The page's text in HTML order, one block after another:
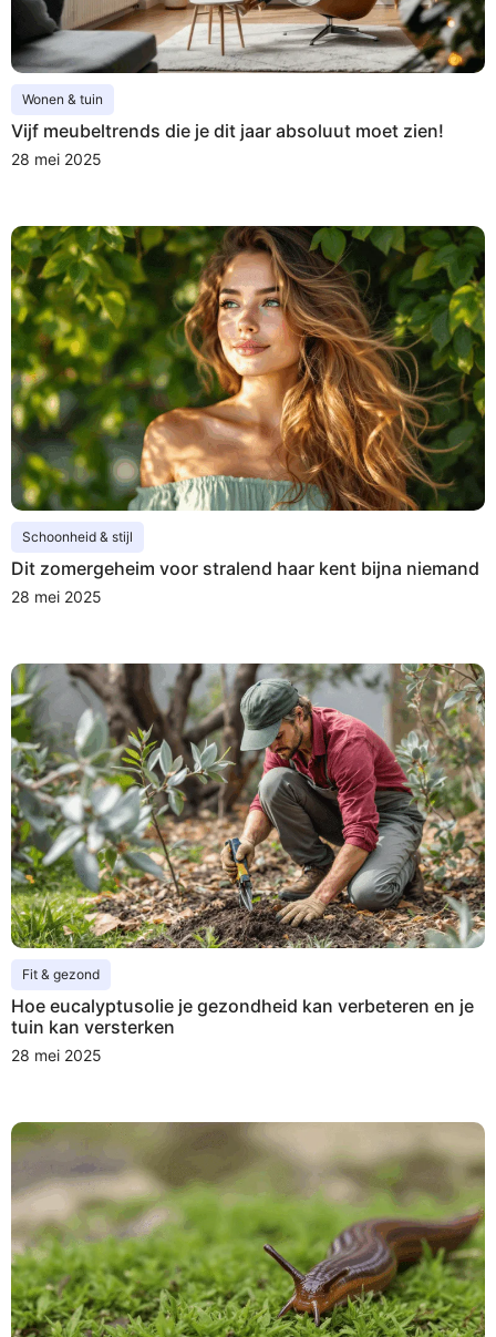
Wonen & tuin
Vijf meubeltrends die je dit jaar absoluut moet zien!
28 mei 2025
Schoonheid & stijl
Dit zomergeheim voor stralend haar kent bijna niemand
28 mei 2025
Fit & gezond
Hoe eucalyptusolie je gezondheid kan verbeteren en je
tuin kan versterken
28 mei 2025